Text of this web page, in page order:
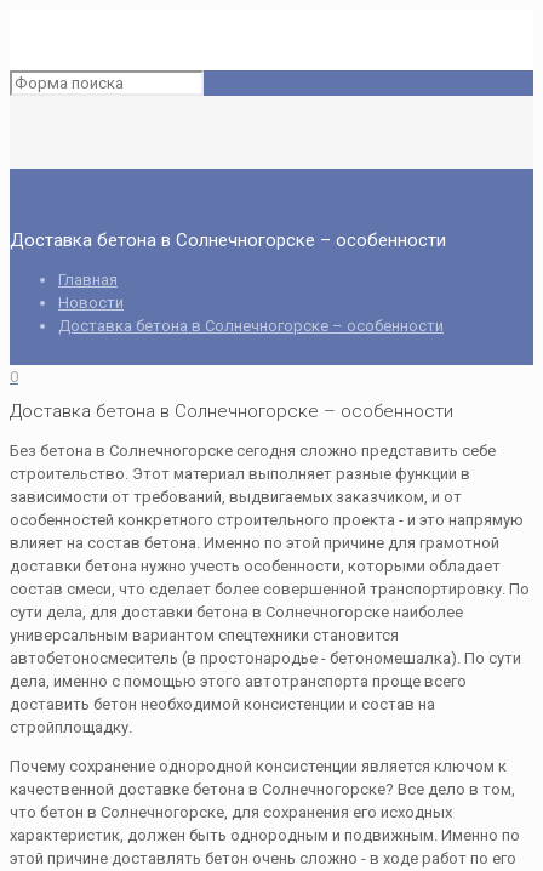
Доставка бетона в Солнечногорске – особенности
Главная
Новости
Доставка бетона в Солнечногорске – особенности
0
Доставка бетона в Солнечногорске – особенности
Без бетона в Солнечногорске сегодня сложно представить себе
строительство. Этот материал выполняет разные функции в
зависимости от требований, выдвигаемых заказчиком, и от
особенностей конкретного строительного проекта - и это напрямую
влияет на состав бетона. Именно по этой причине для грамотной
доставки бетона нужно учесть особенности, которыми обладает
состав смеси, что сделает более совершенной транспортировку. По
сути дела, для доставки бетона в Солнечногорске наиболее
универсальным вариантом спецтехники становится
автобетоносмеситель (в простонародье - бетономешалка). По сути
дела, именно с помощью этого автотранспорта проще всего
доставить бетон необходимой консистенции и состав на
стройплощадку.
Почему сохранение однородной консистенции является ключом к
качественной доставке бетона в Солнечногорске? Все дело в том,
что бетон в Солнечногорске, для сохранения его исходных
характеристик, должен быть однородным и подвижным. Именно по
этой причине доставлять бетон очень сложно - в ходе работ по его